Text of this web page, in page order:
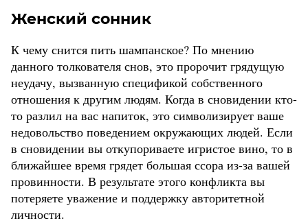
Женский сонник
К чему снится пить шампанское? По мнению
данного толкователя снов, это пророчит грядущую
неудачу, вызванную спецификой собственного
отношения к другим людям. Когда в сновидении кто-
то разлил на вас напиток, это символизирует ваше
недовольство поведением окружающих людей. Если
в сновидении вы откупориваете игристое вино, то в
ближайшее время грядет большая ссора из-за вашей
провинности. В результате этого конфликта вы
потеряете уважение и поддержку авторитетной
личности.